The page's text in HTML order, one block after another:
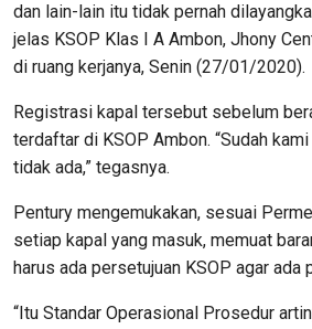
dan lain-lain itu tidak pernah
jelas KSOP Klas I A Ambon, Jhony
di ruang kerjanya, Senin (27/01/2020).
Registrasi kapal tersebut sebelum
terdaftar di KSOP Ambon. “Sudah
tidak ada,” tegasnya.
Pentury mengemukakan, sesuai
setiap kapal yang masuk, memuat
harus ada persetujuan KSOP agar ada
“Itu Standar Operasional Prosedur